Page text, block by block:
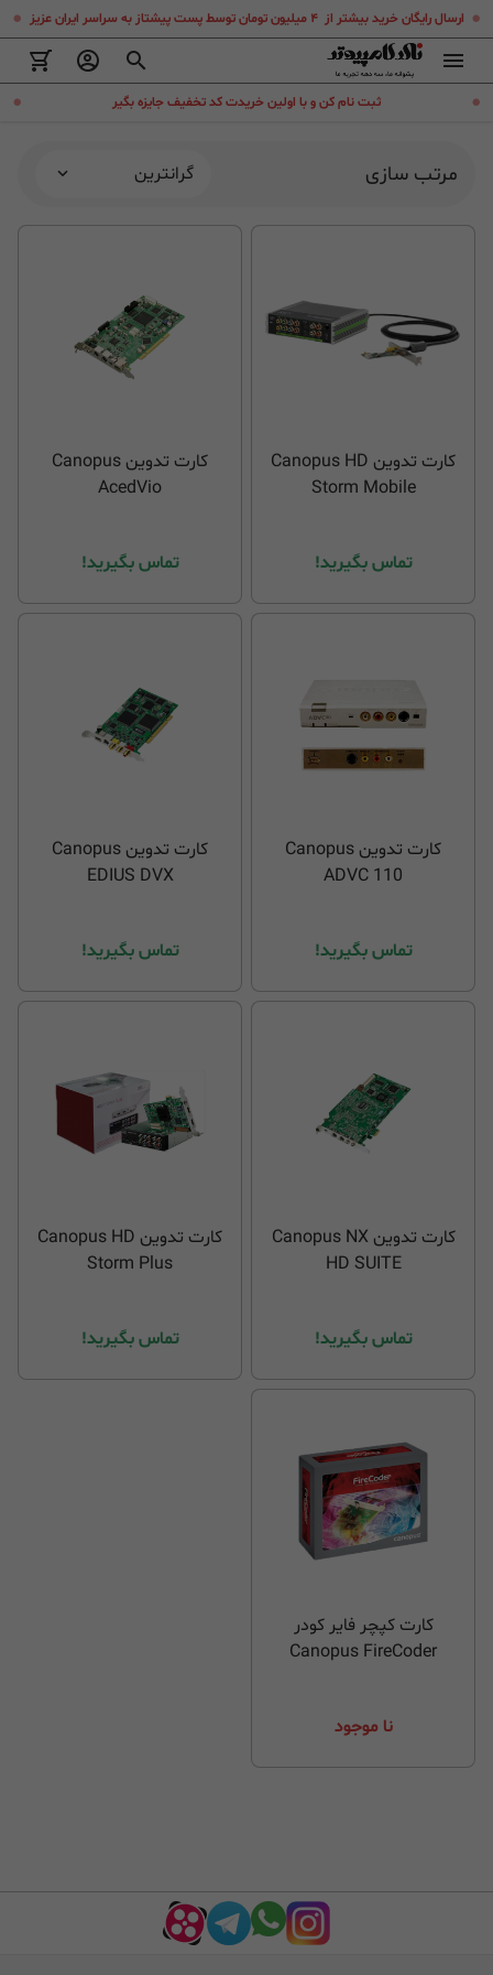
ارسال رایگان خرید بیشتر از ۴ میلیون تومان توسط پست پیشتاز به سراسر ایران عزیز
.
ثبت نام کن و با اولین خریدت کد تخفیف جایزه بگیر .
مرتب سازی گرانترین
کارت تدوین Canopus HD
Storm Mobile
تماس بگیرید!
کارت تدوین Canopus
AcedVio
تماس بگیرید!
کارت تدوین Canopus
ADVC 110
تماس بگیرید!
کارت تدوین Canopus
EDIUS DVX
تماس بگیرید!
کارت تدوین Canopus NX
HD SUITE
تماس بگیرید!
کارت تدوین Canopus HD
Storm Plus
تماس بگیرید!
کارت کپچر فایر کودر
Canopus FireCoder
نا موجود